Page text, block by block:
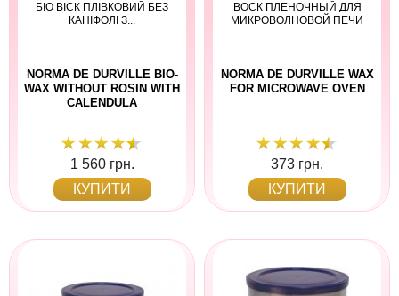
БІО ВІСК ПЛІВКОВИЙ БЕЗ
КАНІФОЛІ З...
NORMA DE DURVILLE BIO-
WAX WITHOUT ROSIN WITH
CALENDULA
1 560 грн.
КУПИТИ
ВОСК ПЛЕНОЧНЫЙ ДЛЯ
МИКРОВОЛНОВОЙ ПЕЧИ
NORMA DE DURVILLE WAX
FOR MICROWAVE OVEN
373 грн.
КУПИТИ